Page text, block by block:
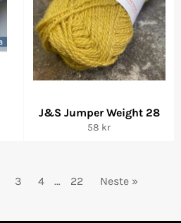
J&S Jumper Weight 28
Vanlig
58 kr
3 4 … 22 Neste »